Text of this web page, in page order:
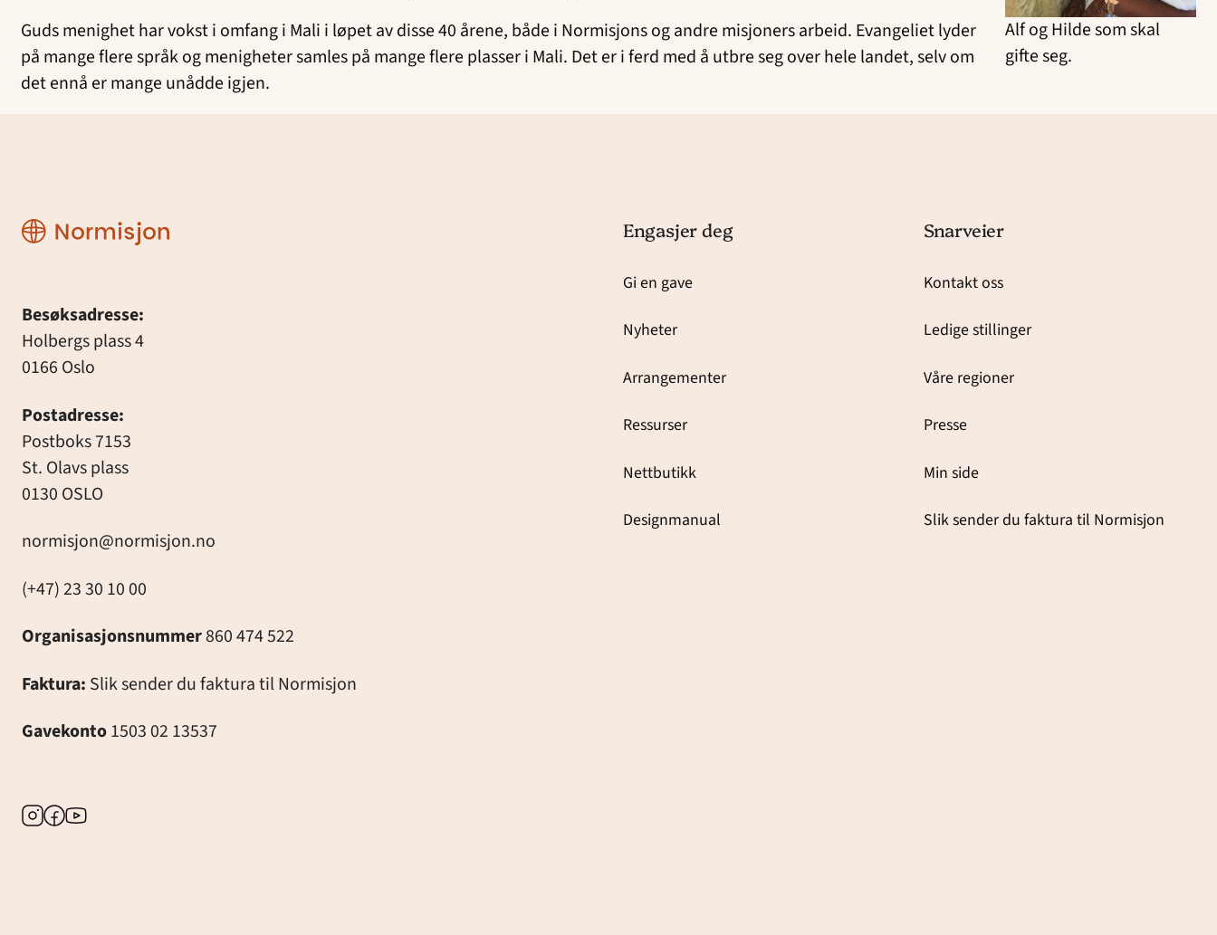
Alf og Hilde som skal
gifte seg.
Guds menighet har vokst i omfang i Mali i løpet av disse 40 årene, både i Normisjons og andre misjoners arbeid. Evangeliet lyder
på mange flere språk og menigheter samles på mange flere plasser i Mali. Det er i ferd med å utbre seg over hele landet, selv om
det ennå er mange unådde igjen.
Normisjon
Besøksadresse:
Holbergs plass 4
0166 Oslo
Postadresse:
Postboks 7153
St. Olavs plass
0130 OSLO
normisjon@normisjon.no
(+47) 23 30 10 00
Organisasjonsnummer860 474 522
Faktura: Slik sender du faktura til Normisjon
Gavekonto1503 02 13537
Instagram
Facebook
Youtube
Engasjer deg
Gi en gave
Nyheter
Arrangementer
Ressurser
Nettbutikk
Designmanual
Snarveier
Kontakt oss
Ledige stillinger
Våre regioner
Presse
Min side
Slik sender du faktura til Normisjon